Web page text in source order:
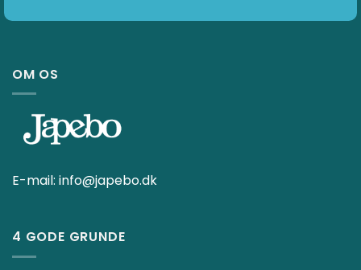
OM OS
E-mail: info@japebo.dk
4 GODE GRUNDE